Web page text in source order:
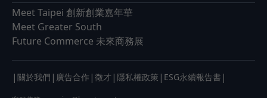
Meet Taipei 創新創業嘉年華
Meet Greater South
Future Commerce 未來商務展
| 關於我們 | 廣告合作 | 徵才 | 隱私權政策 | ESG永續報告書 |